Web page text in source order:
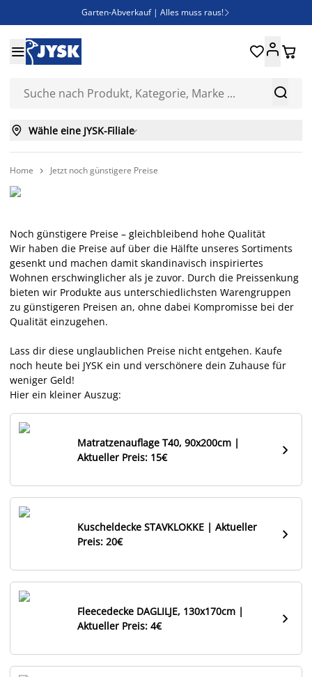
Garten-Abverkauf | Alles muss raus! 
Bist du Unternehmer? Entdecke JYSK-B2B
Esszimmerstuhl ADSLEV um nur 40€


 
 Wähle eine JYSK-Filiale
Home  Jetzt noch günstigere Preise
Noch günstigere Preise – gleichbleibend hohe Qualität
Wir haben die Preise auf über die Hälfte unseres Sortiments
gesenkt und machen damit skandinavisch inspiriertes
Wohnen erschwinglicher als je zuvor. Durch die Preissenkung
bieten wir Produkte aus unterschiedlichsten Warengruppen
zu günstigeren Preisen an, ohne dabei Kompromisse bei der
Qualität einzugehen.
Lass dir diese unglaublichen Preise nicht entgehen. Kaufe
noch heute bei JYSK ein und verschönere dein Zuhause für
weniger Geld!
Hier ein kleiner Auszug:
Matratzenauflage T40, 90x200cm |
Aktueller Preis: 15€

Kuscheldecke STAVKLOKKE | Aktueller
Preis: 20€

Fleecedecke DAGLILJE, 130x170cm |
Aktueller Preis: 4€
